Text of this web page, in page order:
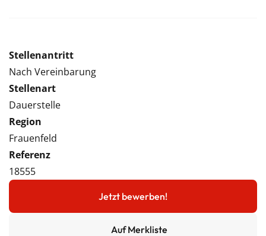
Stellenantritt
Nach Vereinbarung
Stellenart
Dauerstelle
Region
Frauenfeld
Referenz
18555
Jetzt bewerben!
Auf Merkliste